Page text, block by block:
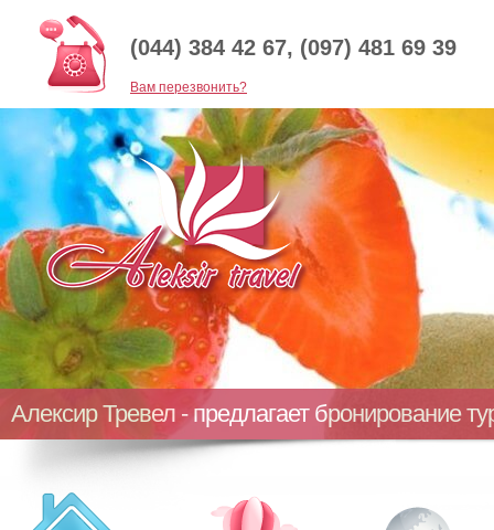
(044) 384 42 67, (097) 481 69 39
Baм перезвонить?
Алексир Тревел - предлагает бронирование